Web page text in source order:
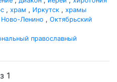
, храм , Иркутск , храмы
Ново-Ленино , Октябрьский
православный
1